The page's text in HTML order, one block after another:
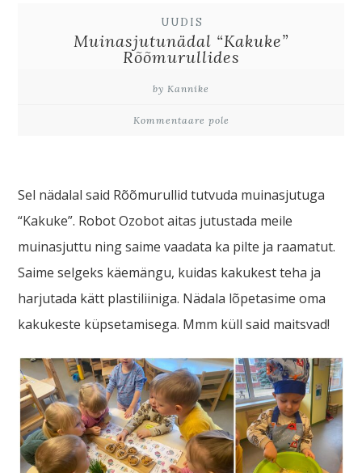
UUDIS
Muinasjutunädal “Kakuke”
Rõõmurullides
by Kannike
Kommentaare pole
Sel nädalal said Rõõmurullid tutvuda muinasjutuga
“Kakuke”. Robot Ozobot aitas jutustada meile
muinasjuttu ning saime vaadata ka pilte ja raamatut.
Saime selgeks käemängu, kuidas kakukest teha ja
harjutada kätt plastiliiniga. Nädala lõpetasime oma
kakukeste küpsetamisega. Mmm küll said maitsvad!